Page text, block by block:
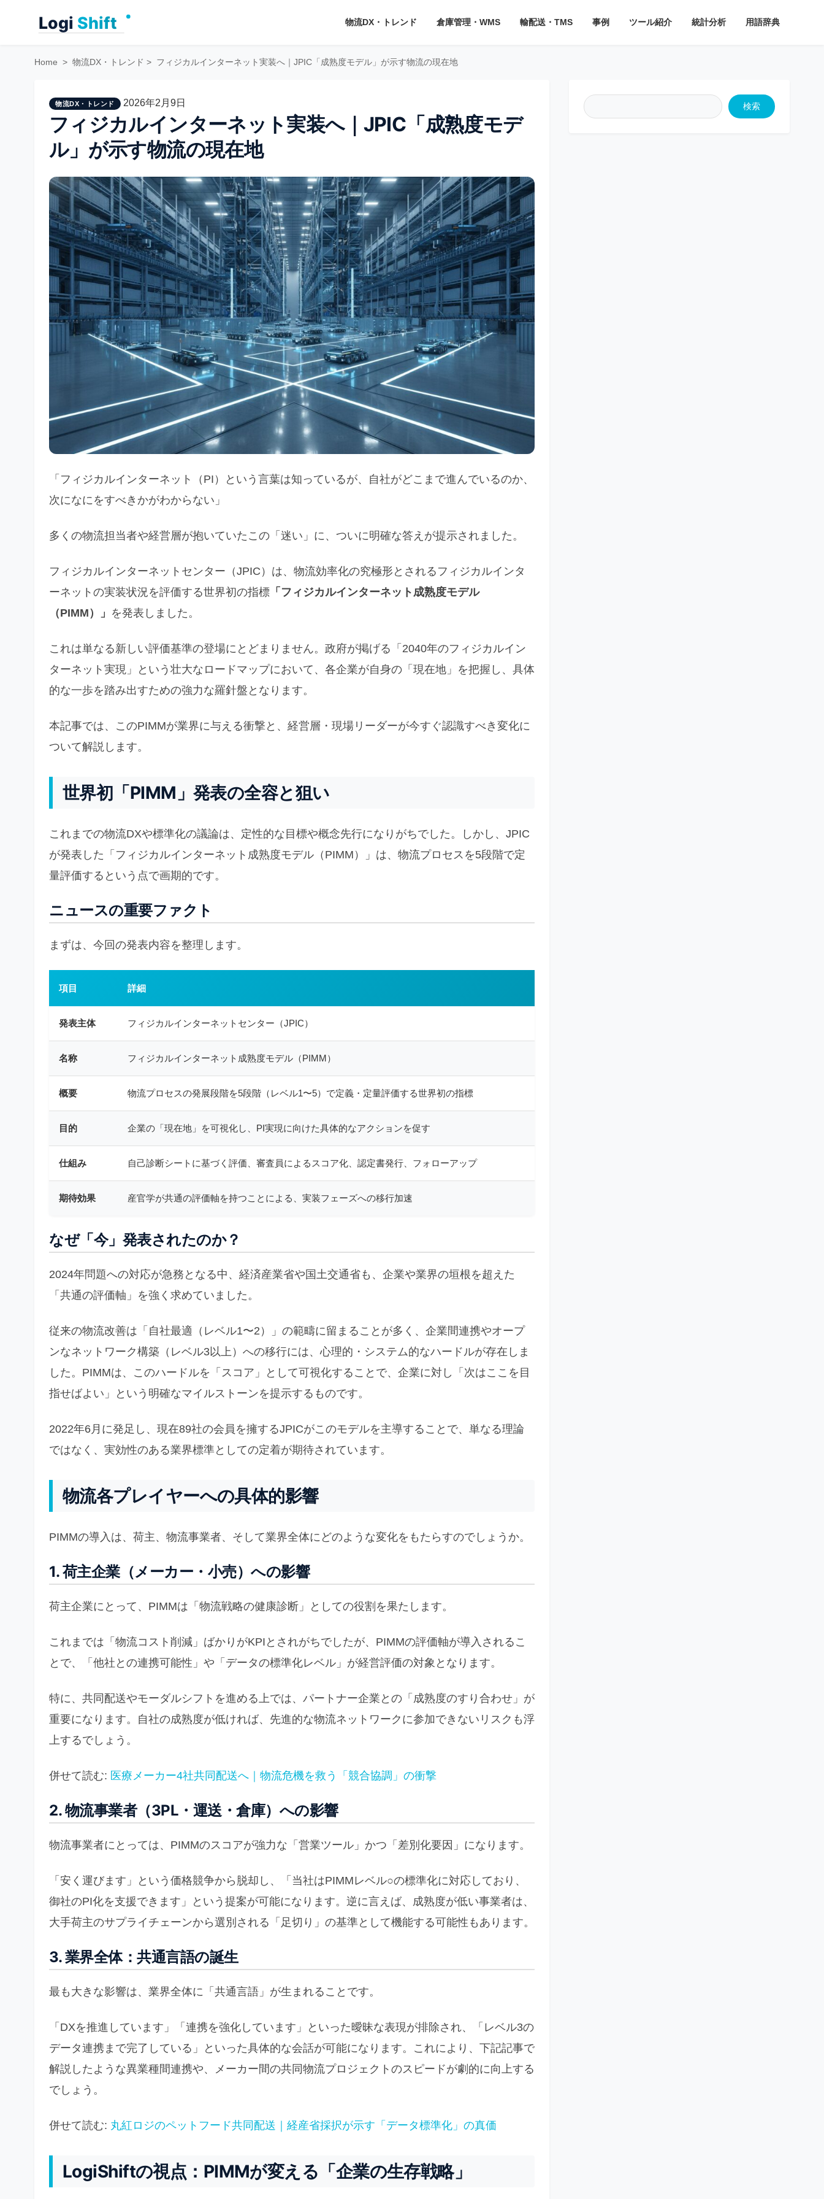
物流DX・トレンド 倉庫管理・WMS 輸配送・TMS 事例 ツール紹介 統計分析 用語辞典
Home > 物流DX・トレンド > フィジカルインターネット実装へ｜JPIC「成熟度モデル」が示す物流の現在地
物流DX・トレンド 2026年2月9日
フィジカルインターネット実装へ｜JPIC「成熟度モデ
ル」が示す物流の現在地
「フィジカルインターネット（PI）という言葉は知っているが、自社がどこまで進んでいるのか、
次になにをすべきかがわからない」
多くの物流担当者や経営層が抱いていたこの「迷い」に、ついに明確な答えが提示されました。
フィジカルインターネットセンター（JPIC）は、物流効率化の究極形とされるフィジカルインタ
ーネットの実装状況を評価する世界初の指標 「フィジカルインターネット成熟度モデル
（PIMM）」 を発表しました。
これは単なる新しい評価基準の登場にとどまりません。政府が掲げる「2040年のフィジカルイン
ターネット実現」という壮大なロードマップにおいて、各企業が自身の「現在地」を把握し、具体
的な一歩を踏み出すための強力な羅針盤となります。
本記事では、このPIMMが業界に与える衝撃と、経営層・現場リーダーが今すぐ認識すべき変化に
ついて解説します。
世界初「PIMM」発表の全容と狙い
これまでの物流DXや標準化の議論は、定性的な目標や概念先行になりがちでした。しかし、JPIC
が発表した「フィジカルインターネット成熟度モデル（PIMM）」は、物流プロセスを5段階で定
量評価するという点で画期的です。
ニュースの重要ファクト
まずは、今回の発表内容を整理します。
項目 詳細
発表主体 フィジカルインターネットセンター（JPIC）
名称 フィジカルインターネット成熟度モデル（PIMM）
概要 物流プロセスの発展段階を5段階（レベル1〜5）で定義・定量評価する世界初の指標
目的 企業の「現在地」を可視化し、PI実現に向けた具体的なアクションを促す
仕組み 自己診断シートに基づく評価、審査員によるスコア化、認定書発行、フォローアップ
期待効果 産官学が共通の評価軸を持つことによる、実装フェーズへの移行加速
なぜ「今」発表されたのか？
2024年問題への対応が急務となる中、経済産業省や国土交通省も、企業や業界の垣根を超えた
「共通の評価軸」を強く求めていました。
従来の物流改善は「自社最適（レベル1〜2）」の範疇に留まることが多く、企業間連携やオープ
ンなネットワーク構築（レベル3以上）への移行には、心理的・システム的なハードルが存在しま
した。PIMMは、このハードルを「スコア」として可視化することで、企業に対し「次はここを目
指せばよい」という明確なマイルストーンを提示するものです。
2022年6月に発足し、現在89社の会員を擁するJPICがこのモデルを主導することで、単なる理論
ではなく、実効性のある業界標準としての定着が期待されています。
物流各プレイヤーへの具体的影響
PIMMの導入は、荷主、物流事業者、そして業界全体にどのような変化をもたらすのでしょうか。
1. 荷主企業（メーカー・小売）への影響
荷主企業にとって、PIMMは「物流戦略の健康診断」としての役割を果たします。
これまでは「物流コスト削減」ばかりがKPIとされがちでしたが、PIMMの評価軸が導入されるこ
とで、「他社との連携可能性」や「データの標準化レベル」が経営評価の対象となります。
特に、共同配送やモーダルシフトを進める上では、パートナー企業との「成熟度のすり合わせ」が
重要になります。自社の成熟度が低ければ、先進的な物流ネットワークに参加できないリスクも浮
上するでしょう。
併せて読む: 医療メーカー4社共同配送へ｜物流危機を救う「競合協調」の衝撃
2. 物流事業者（3PL・運送・倉庫）への影響
物流事業者にとっては、PIMMのスコアが強力な「営業ツール」かつ「差別化要因」になります。
「安く運びます」という価格競争から脱却し、「当社はPIMMレベル○の標準化に対応しており、
御社のPI化を支援できます」という提案が可能になります。逆に言えば、成熟度が低い事業者は、
大手荷主のサプライチェーンから選別される「足切り」の基準として機能する可能性もあります。
3. 業界全体：共通言語の誕生
最も大きな影響は、業界全体に「共通言語」が生まれることです。
「DXを推進しています」「連携を強化しています」といった曖昧な表現が排除され、「レベル3の
データ連携まで完了している」といった具体的な会話が可能になります。これにより、下記記事で
解説したような異業種間連携や、メーカー間の共同物流プロジェクトのスピードが劇的に向上する
でしょう。
併せて読む: 丸紅ロジのペットフード共同配送｜経産省採択が示す「データ標準化」の真価
LogiShiftの視点：PIMMが変える「企業の生存戦略」
検索